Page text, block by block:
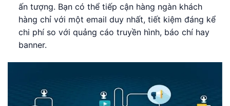
ấn tượng. Bạn có thể tiếp cận hàng ngàn khách
hàng chỉ với một email duy nhất, tiết kiệm đáng kể
chi phí so với quảng cáo truyền hình, báo chí hay
banner.